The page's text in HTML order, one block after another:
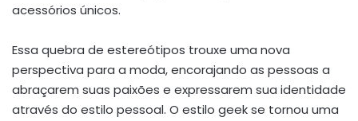
acessórios únicos.
Essa quebra de estereótipos trouxe uma nova
perspectiva para a moda, encorajando as pessoas a
abraçarem suas paixões e expressarem sua identidade
através do estilo pessoal. O estilo geek se tornou uma